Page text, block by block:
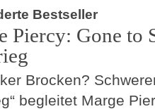
Bestseller
Piercy: Gone to
Brocken?
begleitet Marge